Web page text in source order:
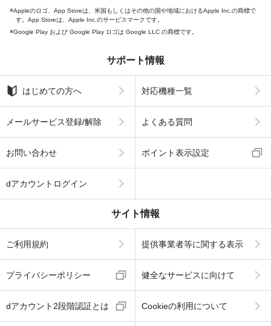
Appleのロゴ、App Storeは、米国もしくはその他の国や地域におけるApple Inc.の商標で
す。App Storeは、Apple Inc.のサービスマークです。
Google Play および Google Play ロゴは Google LLC の商標です。
サポート情報
はじめての方へ 対応機種一覧
メールサービス登録/解除 よくある質問
お問い合わせ ポイント表示設定
dアカウントログイン
サイト情報
ご利用規約 提供事業者等に関する表示
プライバシーポリシー 健全なサービスに向けて
dアカウント2段階認証とは Cookieの利用について